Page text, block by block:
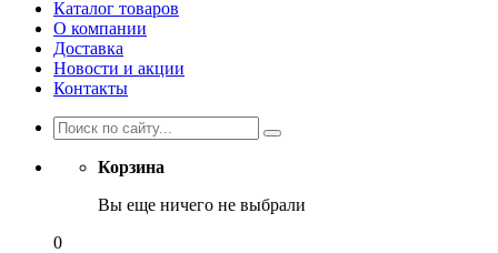
Каталог товаров
О компании
Доставка
Новости и акции
Контакты
Корзина
Вы еще ничего не выбрали
0